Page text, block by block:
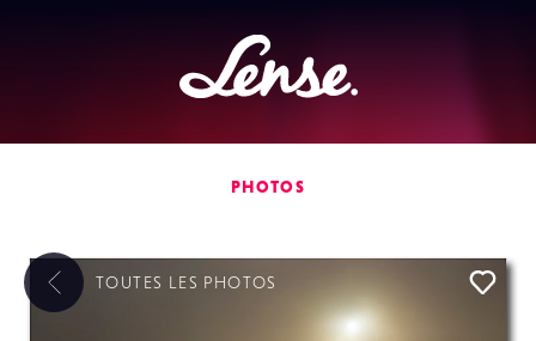
Lense
PHOTOS
TOUTES LES PHOTOS